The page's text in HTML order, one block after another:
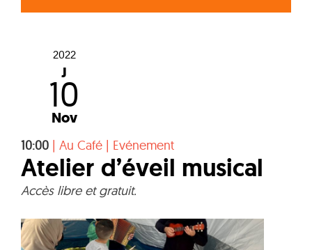
2022
J
10
Nov
10:00 | Au Café | Evénement
Atelier d’éveil musical
Accès libre et gratuit.